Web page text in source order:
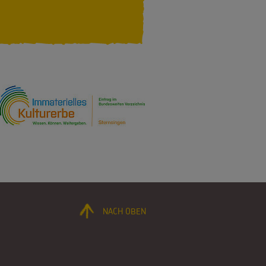
NACH OBEN